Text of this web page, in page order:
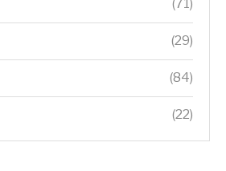
(71)
(29)
(84)
(22)